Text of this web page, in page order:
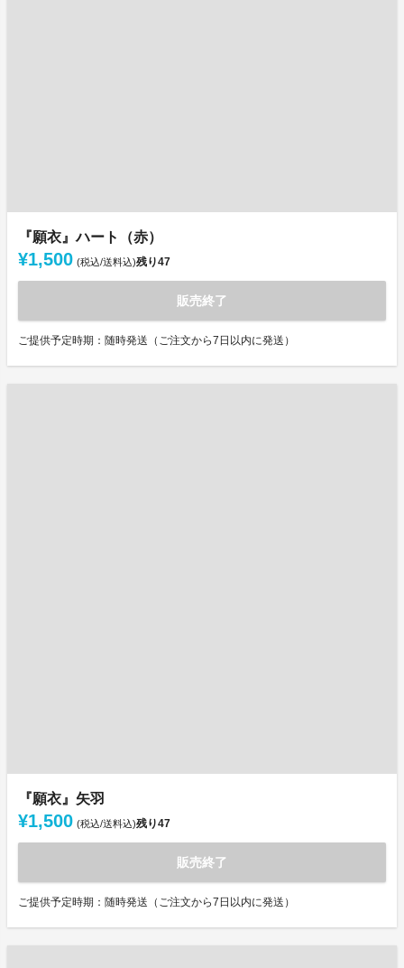
『願衣』ハート（赤）
¥1,500 (税込/送料込)残り47
販売終了
ご提供予定時期：随時発送（ご注文から7日以内に発送）
『願衣』矢羽
¥1,500 (税込/送料込)残り47
販売終了
ご提供予定時期：随時発送（ご注文から7日以内に発送）